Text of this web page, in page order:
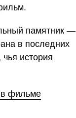
памятник —
в последних
история
фильме